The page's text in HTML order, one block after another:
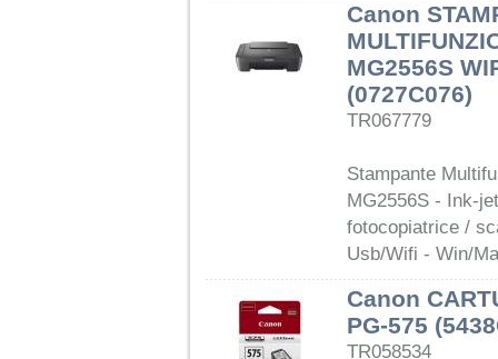
Canon
MG2556S
(0727C076)
TR067779
Stampante
MG2556S - Ink-
fotocopiatrice /
Usb/Wifi - Win/
Canon
PG-575
TR058534